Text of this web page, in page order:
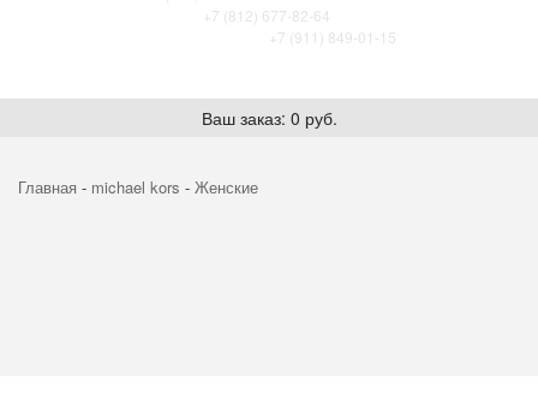
+7 (812) 677-82-64
+7 (911) 849-01-15
Ваш заказ: 0 руб.
Главная - michael kors - Женские